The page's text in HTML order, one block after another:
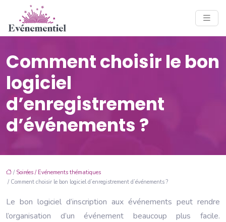
Comment choisir le bon
logiciel
d’enregistrement
d’événements ?
/ Soirées / Evénements thématiques
/ Comment choisir le bon logiciel d’enregistrement d’événements ?
Le bon logiciel d’inscription aux événements peut rendre
l’organisation d’un événement beaucoup plus facile.